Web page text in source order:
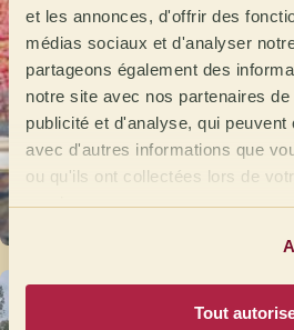
et les annonces, d'offrir des
médias sociaux et d'analyser
partageons également des
notre site avec nos partenaires
publicité et d'analyse, qui
avec d'autres informations que
ou qu'ils ont collectées lors de
services.
Tout